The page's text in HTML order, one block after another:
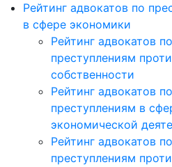
Рейтинг адвокатов по
в сфере экономики
Рейтинг адвокатов по
преступлениям
собственности
Рейтинг адвокатов по
преступлениям в
экономической
Рейтинг адвокатов по
преступлениям